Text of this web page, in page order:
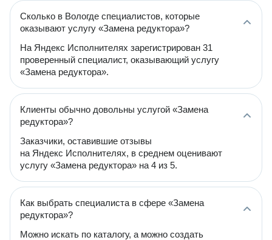
Сколько в Вологде специалистов, которые
оказывают услугу «Замена редуктора»?
На Яндекс Исполнителях зарегистрирован 31
проверенный специалист, оказывающий услугу
«Замена редуктора».
Клиенты обычно довольны услугой «Замена
редуктора»?
Заказчики, оставившие отзывы
на Яндекс Исполнителях, в среднем оценивают
услугу «Замена редуктора» на 4 из 5.
Как выбрать специалиста в сфере «Замена
редуктора»?
Можно искать по каталогу, а можно создать